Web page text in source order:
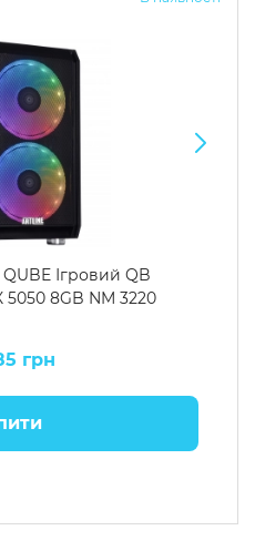
Ігровий QB
5050 8GB NM 3220
грн